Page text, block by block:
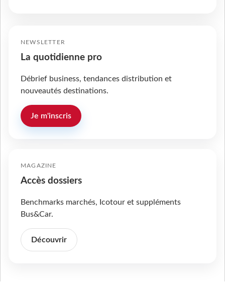
NEWSLETTER
La quotidienne pro
Débrief business, tendances distribution et
nouveautés destinations.
Je m'inscris
MAGAZINE
Accès dossiers
Benchmarks marchés, Icotour et suppléments
Bus&Car.
Découvrir